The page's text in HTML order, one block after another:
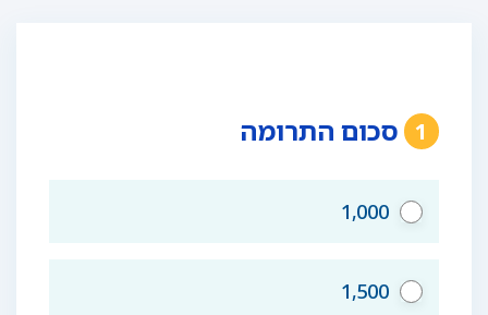
1 סכום התרומה
1,000
1,500